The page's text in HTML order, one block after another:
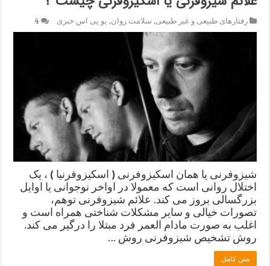
رفتارهای طبیعی و غیر طبیعی, سلامت روان, یو پی اس خبری 4
شیزوفرنی یا همان اسکیزوفرنی ( اسکیزوفرنیا ) ، یک
اختلال روانی است که معمولا در اواخر نوجوانی یا اوایل
بزرگسالی بروز می کند. علائم شیزوفرنی توهم،
تصورات خیالی و سایر مشکلات شناختی همراه است و
اغلب به صورت مادام العمر فرد مبتلا را درگیر می کند.
روش تشخیص شیزوفرنی روش …
متن کامل